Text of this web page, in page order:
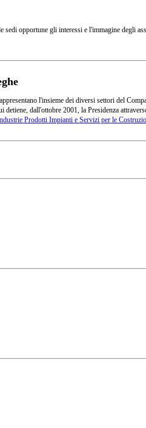
opportune gli interessi e l'immagine degli
l'insieme dei diversi settori del
detiene, dall'ottobre 2001, la Presidenza
Prodotti Impianti e Servizi per le